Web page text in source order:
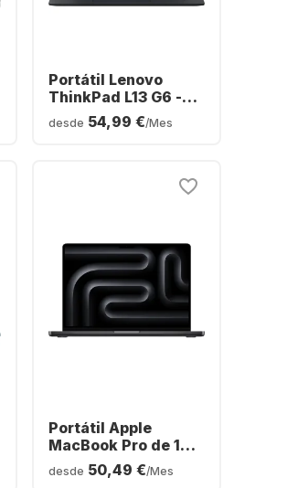
Portátil Lenovo
ThinkPad L13 G6 -
Intel® Core™ Ultra 5-
225U0 - 16 GB - SSD
desde 54,99 €/Mes
Portátil Apple
MacBook Pro de 14"
- Apple M3 Pro - 18
GB - SSD de 512 GB -
desde 50,49 €/Mes